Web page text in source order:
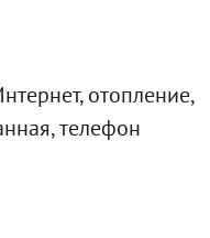
отопление,
телефон